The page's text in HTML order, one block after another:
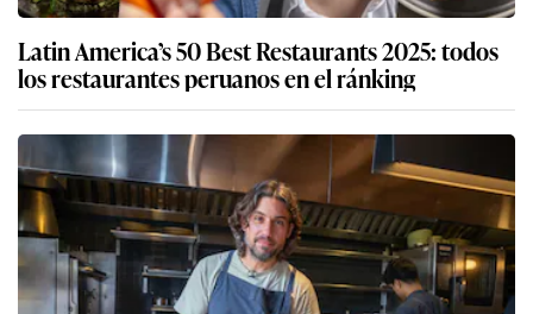
Latin America’s 50 Best Restaurants 2025: todos
los restaurantes peruanos en el ránking